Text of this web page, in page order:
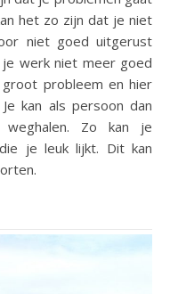
het zo zijn dat je niet
niet goed uitgerust
werk niet meer goed
probleem en hier
kan als persoon dan
Zo kan je
je leuk lijkt. Dit kan